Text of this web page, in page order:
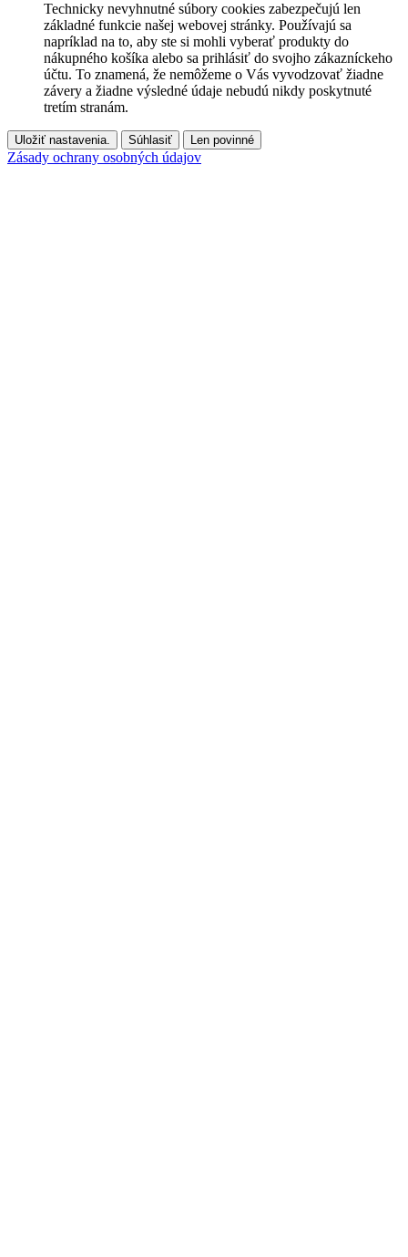
Technicky nevyhnutné súbory cookies zabezpečujú len
základné funkcie našej webovej stránky. Používajú sa
napríklad na to, aby ste si mohli vyberať produkty do
nákupného košíka alebo sa prihlásiť do svojho zákazníckeho
účtu. To znamená, že nemôžeme o Vás vyvodzovať žiadne
závery a žiadne výsledné údaje nebudú nikdy poskytnuté
tretím stranám.
Uložiť nastavenia. Súhlasiť Len povinné
Zásady ochrany osobných údajov